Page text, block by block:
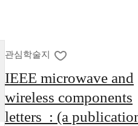
관심학술지
IEEE microwave and
wireless components
letters : (a